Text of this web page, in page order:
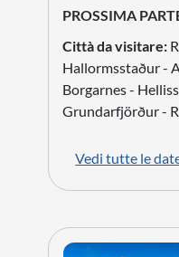
PROSSIMA
Città da visitare:
Hallormsstaður -
Borgarnes -
Grundarfjörður -
Vedi tutte le